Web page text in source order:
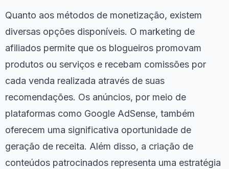
Quanto aos métodos de monetização, existem
diversas opções disponíveis. O marketing de
afiliados permite que os blogueiros promovam
produtos ou serviços e recebam comissões por
cada venda realizada através de suas
recomendações. Os anúncios, por meio de
plataformas como Google AdSense, também
oferecem uma significativa oportunidade de
geração de receita. Além disso, a criação de
conteúdos patrocinados representa uma estratégia